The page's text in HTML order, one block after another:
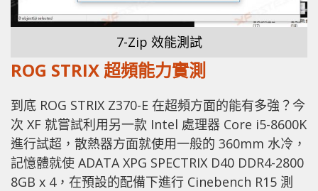
7-Zip 效能測試
ROG STRIX 超頻能力實測
到底 ROG STRIX Z370-E 在超頻方面的能有多強？今
次 XF 就嘗試利用另一款 Intel 處理器 Core i5-8600K
進行試超，散熱器方面就使用一般的 360mm 水冷，
記憶體就使 ADATA XPG SPECTRIX D40 DDR4-2800
8GB x 4，在預設的配備下進行 Cinebench R15 測